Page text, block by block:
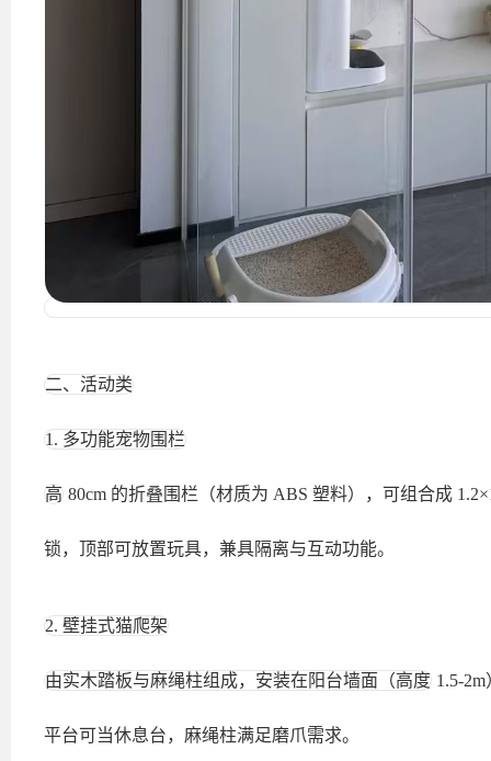
二、活动类
1. 多功能宠物围栏
高 80cm 的折叠围栏（材质为 ABS 塑料），可组合成
锁，顶部可放置玩具，兼具隔离与互动功能。
2. 壁挂式猫爬架
由实木踏板与麻绳柱组成，安装在阳台墙面（高度 1.5-
平台可当休息台，麻绳柱满足磨爪需求。